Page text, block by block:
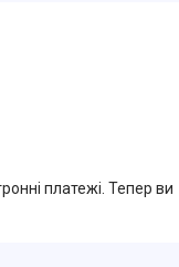
платежі. Тепер ви